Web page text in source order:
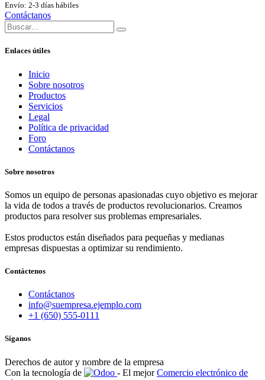
Envío: 2-3 días hábiles
Contáctanos
Enlaces útiles
Inicio
Sobre nosotros
Productos
Servicios
Legal
Política de privacidad
Foro
Contáctanos
Sobre nosotros
Somos un equipo de personas apasionadas cuyo objetivo es mejorar
la vida de todos a través de productos revolucionarios. Creamos
productos para resolver sus problemas empresariales.
Estos productos están diseñados para pequeñas y medianas
empresas dispuestas a optimizar su rendimiento.
Contáctenos
Contáctanos
info@suempresa.ejemplo.com
+1 (650) 555-0111
Síganos
Derechos de autor y nombre de la empresa
Con la tecnología de
- El mejorComercio electrónico de